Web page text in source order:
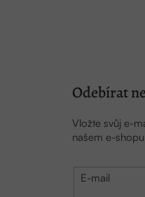
Odebírat
Vložte svůj e-
našem e-
E-mail